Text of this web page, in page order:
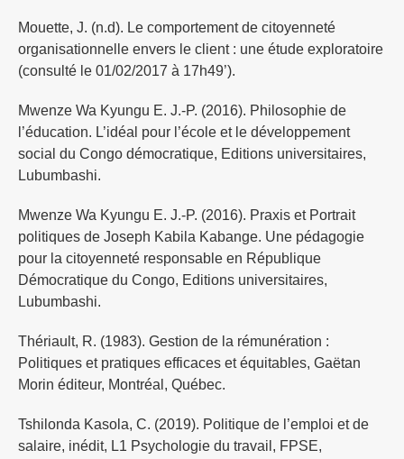
Mouette, J. (n.d). Le comportement de citoyenneté
organisationnelle envers le client : une étude exploratoire
(consulté le 01/02/2017 à 17h49’).
Mwenze Wa Kyungu E. J.-P. (2016). Philosophie de
l’éducation. L’idéal pour l’école et le développement
social du Congo démocratique, Editions universitaires,
Lubumbashi.
Mwenze Wa Kyungu E. J.-P. (2016). Praxis et Portrait
politiques de Joseph Kabila Kabange. Une pédagogie
pour la citoyenneté responsable en République
Démocratique du Congo, Editions universitaires,
Lubumbashi.
Thériault, R. (1983). Gestion de la rémunération :
Politiques et pratiques efficaces et équitables, Gaëtan
Morin éditeur, Montréal, Québec.
Tshilonda Kasola, C. (2019). Politique de l’emploi et de
salaire, inédit, L1 Psychologie du travail, FPSE,